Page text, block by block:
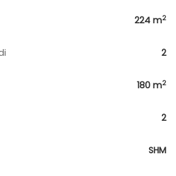
224 m2
2
180 m2
2
SHM